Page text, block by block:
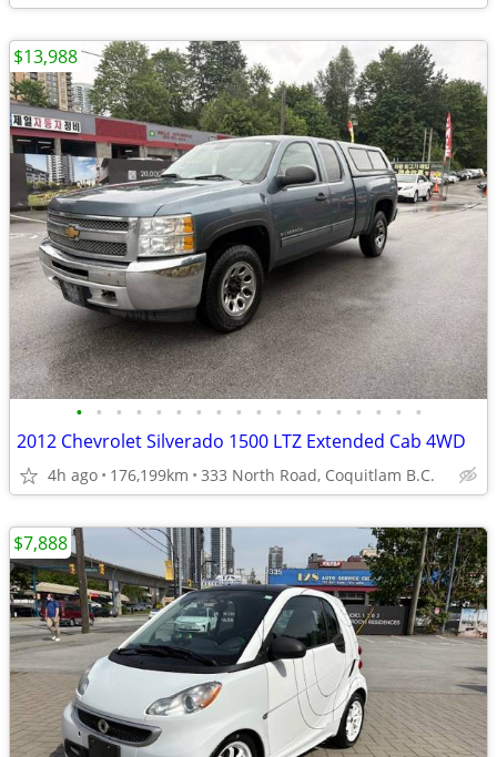
• • • • • • • • • • • • • • • • • •
2012 Chevrolet Silverado 1500 LTZ Extended Cab 4WD
4h ago 176,199km 333 North Road, Coquitlam B.C.
$13,988
$7,888